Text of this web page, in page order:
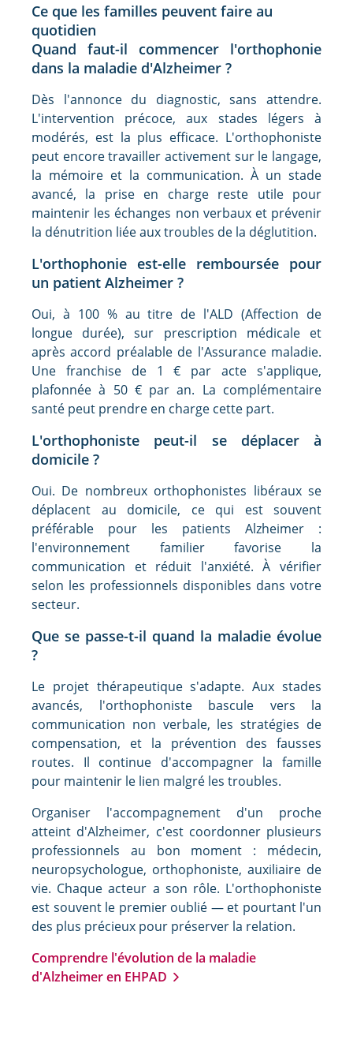
Ce que les familles peuvent faire au
quotidien
Quand faut-il commencer l'orthophonie
dans la maladie d'Alzheimer ?
Dès l'annonce du diagnostic, sans attendre.
L'intervention précoce, aux stades légers à
modérés, est la plus efficace. L'orthophoniste
peut encore travailler activement sur le langage,
la mémoire et la communication. À un stade
avancé, la prise en charge reste utile pour
maintenir les échanges non verbaux et prévenir
la dénutrition liée aux troubles de la déglutition.
L'orthophonie est-elle remboursée pour
un patient Alzheimer ?
Oui, à 100 % au titre de l'ALD (Affection de
longue durée), sur prescription médicale et
après accord préalable de l'Assurance maladie.
Une franchise de 1 € par acte s'applique,
plafonnée à 50 € par an. La complémentaire
santé peut prendre en charge cette part.
L'orthophoniste peut-il se déplacer à
domicile ?
Oui. De nombreux orthophonistes libéraux se
déplacent au domicile, ce qui est souvent
préférable pour les patients Alzheimer :
l'environnement familier favorise la
communication et réduit l'anxiété. À vérifier
selon les professionnels disponibles dans votre
secteur.
Que se passe-t-il quand la maladie évolue
?
Le projet thérapeutique s'adapte. Aux stades
avancés, l'orthophoniste bascule vers la
communication non verbale, les stratégies de
compensation, et la prévention des fausses
routes. Il continue d'accompagner la famille
pour maintenir le lien malgré les troubles.
Organiser l'accompagnement d'un proche
atteint d'Alzheimer, c'est coordonner plusieurs
professionnels au bon moment : médecin,
neuropsychologue, orthophoniste, auxiliaire de
vie. Chaque acteur a son rôle. L'orthophoniste
est souvent le premier oublié — et pourtant l'un
des plus précieux pour préserver la relation.
Comprendre l'évolution de la maladie
d'Alzheimer en EHPAD